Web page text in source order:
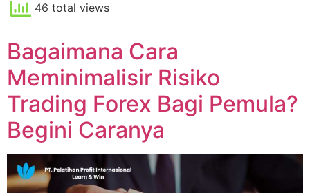
46 total views
Bagaimana Cara
Meminimalisir Risiko
Trading Forex Bagi Pemula?
Begini Caranya